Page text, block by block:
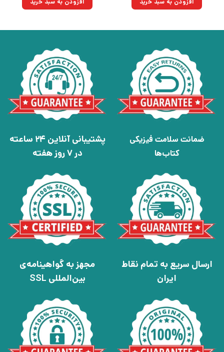
افزودن به سبد خرید بود.
افزودن به سبد خرید
ضمانت سلامت فیزیکی
کتاب‌ها
پشتیبانی آنلاین 24 ساعته
در 7 روز هفته
ارسال سریع به تمام نقاط
ایران
مجهز به گواهینامه‌ی
بین‌المللی SSL